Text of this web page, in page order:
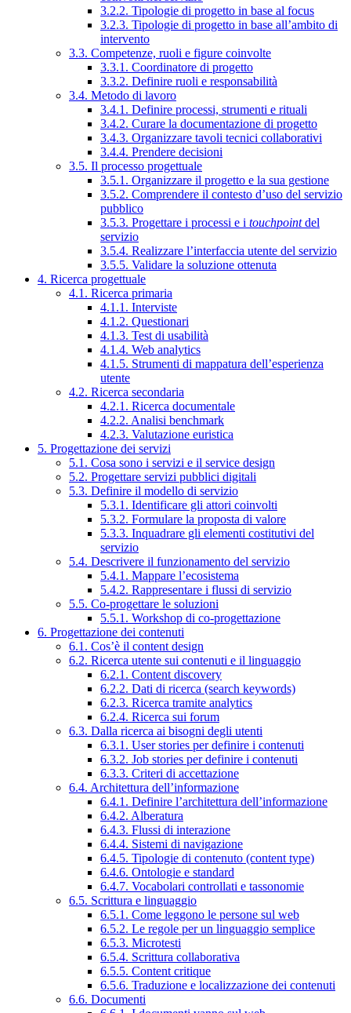
3.2.2. Tipologie di progetto in base al focus
3.2.3. Tipologie di progetto in base all’ambito di
intervento
3.3. Competenze, ruoli e figure coinvolte
3.3.1. Coordinatore di progetto
3.3.2. Definire ruoli e responsabilità
3.4. Metodo di lavoro
3.4.1. Definire processi, strumenti e rituali
3.4.2. Curare la documentazione di progetto
3.4.3. Organizzare tavoli tecnici collaborativi
3.4.4. Prendere decisioni
3.5. Il processo progettuale
3.5.1. Organizzare il progetto e la sua gestione
3.5.2. Comprendere il contesto d’uso del servizio
pubblico
3.5.3. Progettare i processi e i touchpointdel
servizio
3.5.4. Realizzare l’interfaccia utente del servizio
3.5.5. Validare la soluzione ottenuta
4. Ricerca progettuale
4.1. Ricerca primaria
4.1.1. Interviste
4.1.2. Questionari
4.1.3. Test di usabilità
4.1.4. Web analytics
4.1.5. Strumenti di mappatura dell’esperienza
utente
4.2. Ricerca secondaria
4.2.1. Ricerca documentale
4.2.2. Analisi benchmark
4.2.3. Valutazione euristica
5. Progettazione dei servizi
5.1. Cosa sono i servizi e il service design
5.2. Progettare servizi pubblici digitali
5.3. Definire il modello di servizio
5.3.1. Identificare gli attori coinvolti
5.3.2. Formulare la proposta di valore
5.3.3. Inquadrare gli elementi costitutivi del
servizio
5.4. Descrivere il funzionamento del servizio
5.4.1. Mappare l’ecosistema
5.4.2. Rappresentare i flussi di servizio
5.5. Co-progettare le soluzioni
5.5.1. Workshop di co-progettazione
6. Progettazione dei contenuti
6.1. Cos’è il content design
6.2. Ricerca utente sui contenuti e il linguaggio
6.2.1. Content discovery
6.2.2. Dati di ricerca (search keywords)
6.2.3. Ricerca tramite analytics
6.2.4. Ricerca sui forum
6.3. Dalla ricerca ai bisogni degli utenti
6.3.1. User stories per definire i contenuti
6.3.2. Job stories per definire i contenuti
6.3.3. Criteri di accettazione
6.4. Architettura dell’informazione
6.4.1. Definire l’architettura dell’informazione
6.4.2. Alberatura
6.4.3. Flussi di interazione
6.4.4. Sistemi di navigazione
6.4.5. Tipologie di contenuto (content type)
6.4.6. Ontologie e standard
6.4.7. Vocabolari controllati e tassonomie
6.5. Scrittura e linguaggio
6.5.1. Come leggono le persone sul web
6.5.2. Le regole per un linguaggio semplice
6.5.3. Microtesti
6.5.4. Scrittura collaborativa
6.5.5. Content critique
6.5.6. Traduzione e localizzazione dei contenuti
6.6. Documenti